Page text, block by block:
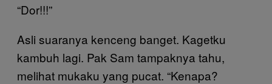
“Dor!!!”
Asli suaranya kenceng banget. Kagetku
kambuh lagi. Pak Sam tampaknya tahu,
melihat mukaku yang pucat. “Kenapa?